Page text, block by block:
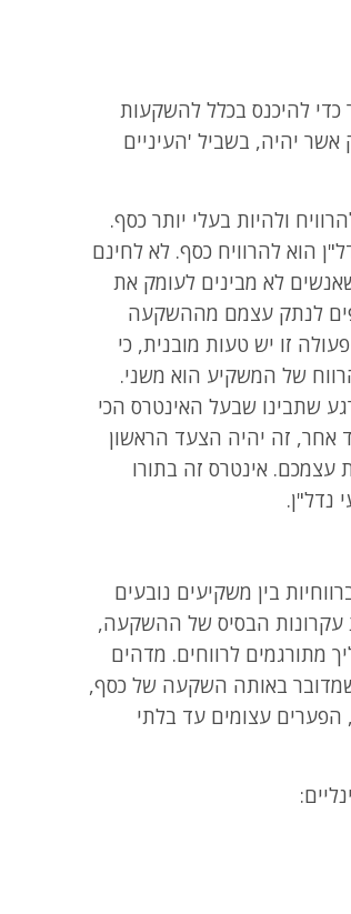
כדי להיכנס בכלל להשקעות
יהיה, בשביל 'העיניים
ולהיות בעלי יותר כסף.
הוא להרוויח כסף. לא לחינם
לא מבינים לעומק את
לנתק עצמם מההשקעה
זו יש טעות מובנית, כי
של המשקיע הוא משני.
שתבינו שבעל האינטרס הכי
אחר, זה יהיה הצעד הראשון
עצמכם. אינטרס זה בתורו
נדל"ן.
בין משקיעים נובעים
עקרונות הבסיס של ההשקעה,
מתורגמים לרווחים. מדהים
שמדובר באותה השקעה של כסף,
הפערים עצומים עד בלתי